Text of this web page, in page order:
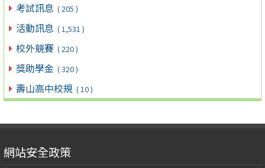
考試訊息 ( 205 )
活動訊息 ( 1,531 )
校外競賽 ( 220 )
獎助學金 ( 320 )
壽山高中校規 ( 10 )
網站安全政策